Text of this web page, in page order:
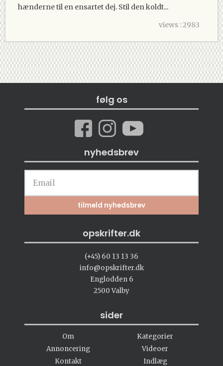
hænderne til en ensartet dej. Stil den koldt...
views : 2983
følg os
nyhedsbrev
opskrifter.dk
(+45) 60 13 13 36
info@opskrifter.dk
Englodden 6
2500 Valby
sider
Om
Annoncering
Kontakt
Kategorier
Videoer
Indlæg